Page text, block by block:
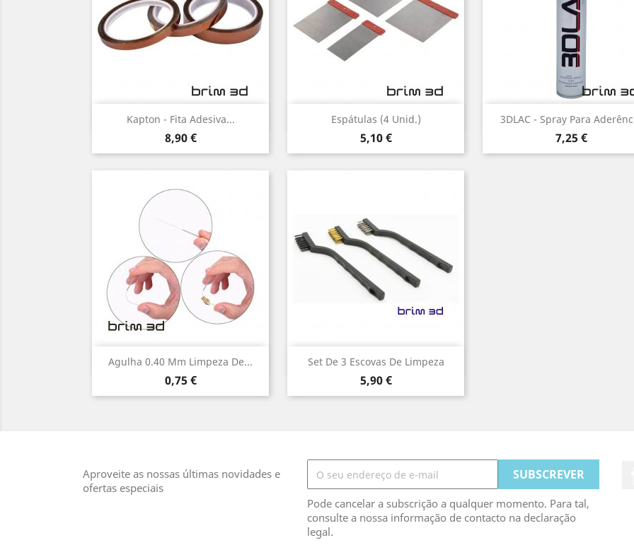
Kapton - Fita Adesiva...
Preço
8,90 €
Vista rápida Espátulas (4 Unid.)
Preço
5,10 €
Vista rápida 3DLAC - Spray Para
Preço
7,25 €
Vista rápida
Agulha 0.40 Mm Limpeza De...
Preço
0,75 €
Vista rápida Set De 3 Escovas De Limpeza
Preço
5,90 €
Vista rápida
Aproveite as nossas últimas novidades e
ofertas especiais
Pode cancelar a subscrição a qualquer momento. Para tal,
consulte a nossa informação de contacto na declaração
legal.